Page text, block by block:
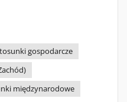
gospodarcze
międzynarodowe